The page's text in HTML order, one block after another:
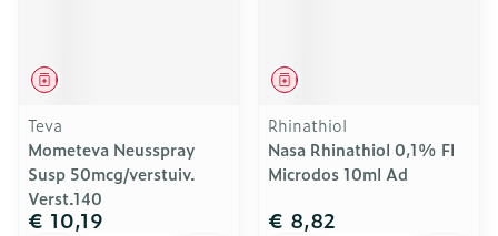
Geneesmiddel
Teva
Mometeva Neusspray
Susp 50mcg/verstuiv.
Verst.140
€ 10,19
Geneesmiddel
Rhinathiol
Nasa Rhinathiol 0,1% Fl
Microdos 10ml Ad
€ 8,82